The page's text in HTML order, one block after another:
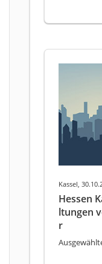
Kassel,
Hessen
ltungen
r